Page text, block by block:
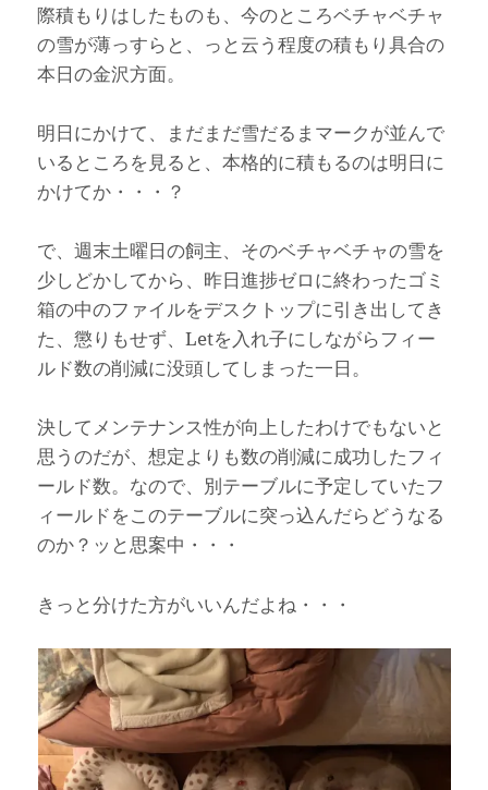
際積もりはしたものも、今のところベチャベチャ
の雪が薄っすらと、っと云う程度の積もり具合の
本日の金沢方面。
明日にかけて、まだまだ雪だるまマークが並んで
いるところを見ると、本格的に積もるのは明日に
かけてか・・・？
で、週末土曜日の飼主、そのベチャベチャの雪を
少しどかしてから、昨日進捗ゼロに終わったゴミ
箱の中のファイルをデスクトップに引き出してき
た、懲りもせず、Letを入れ子にしながらフィー
ルド数の削減に没頭してしまった一日。
決してメンテナンス性が向上したわけでもないと
思うのだが、想定よりも数の削減に成功したフィ
ールド数。なので、別テーブルに予定していたフ
ィールドをこのテーブルに突っ込んだらどうなる
のか？ッと思案中・・・
きっと分けた方がいいんだよね・・・